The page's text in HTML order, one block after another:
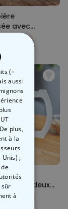
avec
-32%
avec deux
€
(=
aussi
plus,
à la
;
sûr
à